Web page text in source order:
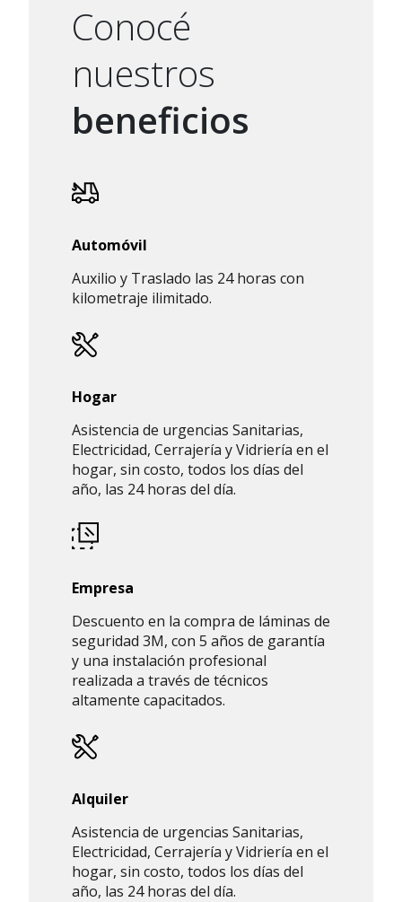
Conocé
nuestros
beneficios
Automóvil
Auxilio y Traslado las 24 horas con
kilometraje ilimitado.
Hogar
Asistencia de urgencias Sanitarias,
Electricidad, Cerrajería y Vidriería en el
hogar, sin costo, todos los días del
año, las 24 horas del día.
Empresa
Descuento en la compra de láminas de
seguridad 3M, con 5 años de garantía
y una instalación profesional
realizada a través de técnicos
altamente capacitados.
Alquiler
Asistencia de urgencias Sanitarias,
Electricidad, Cerrajería y Vidriería en el
hogar, sin costo, todos los días del
año, las 24 horas del día.